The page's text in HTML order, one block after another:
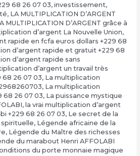
68 26 07 03, investissement,
, LA MULTIPLICATION D’ARGENT
MULTIPLICATION D’ARGENT grâce à
d’argent La Nouvelle Union,
rapide en fcfa euros dollars +229 68
d’argent rapide et gratuit +229 68
d’argent rapide sans
d’argent un travail très
26 07 03, La multiplication
, La multiplication
68 26 07 03, La puissance mystique
, la vrai multiplication d’argent
+229 68 26 07 03, Le secret de la
, Légende africaine de la
, Légende du Maître des richesses
du marabout Henri AFFOLABI
du porte monnaie magique